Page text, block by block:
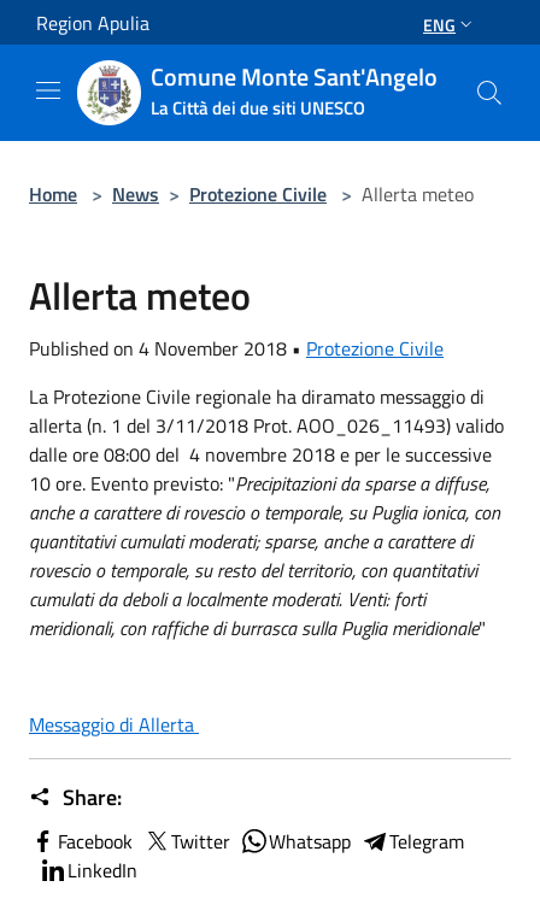
Salta al contenuto principale
Region Apulia ENG
Comune Monte Sant'Angelo
La Città dei due siti UNESCO
Home > News > Protezione Civile > Allerta meteo
Allerta meteo
Published on 4 November 2018 • Protezione Civile
La Protezione Civile regionale ha diramato messaggio di
allerta (n. 1 del 3/11/2018 Prot. AOO_026_11493) valido
dalle ore 08:00 del 4 novembre 2018 e per le successive
10 ore. Evento previsto: "Precipitazioni da sparse a diffuse,
anche a carattere di rovescio o temporale, su Puglia ionica, con
quantitativi cumulati moderati; sparse, anche a carattere di
rovescio o temporale, su resto del territorio, con quantitativi
cumulati da deboli a localmente moderati. Venti: forti
meridionali, con raffiche di burrasca sulla Puglia meridionale"
Messaggio di Allerta
Share:
Facebook Twitter Whatsapp
Telegram
LinkedIn